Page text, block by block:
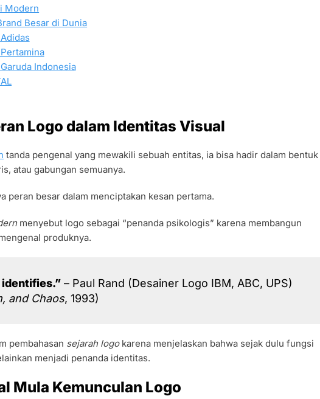
Modern
Besar di Dunia
Indonesia
Logo dalam Identitas Visual
tanda pengenal yang mewakili sebuah entitas, ia bisa hadir dalam bentuk
atau gabungan semuanya.
peran besar dalam menciptakan kesan pertama.
menyebut logo sebagai “penanda psikologis” karena membangun
produknya.
identifies.” – Paul Rand (Desainer Logo IBM, ABC, UPS)
and Chaos, 1993)
pembahasan sejarah logokarena menjelaskan bahwa sejak dulu fungsi
menjadi penanda identitas.
Mula Kemunculan Logo